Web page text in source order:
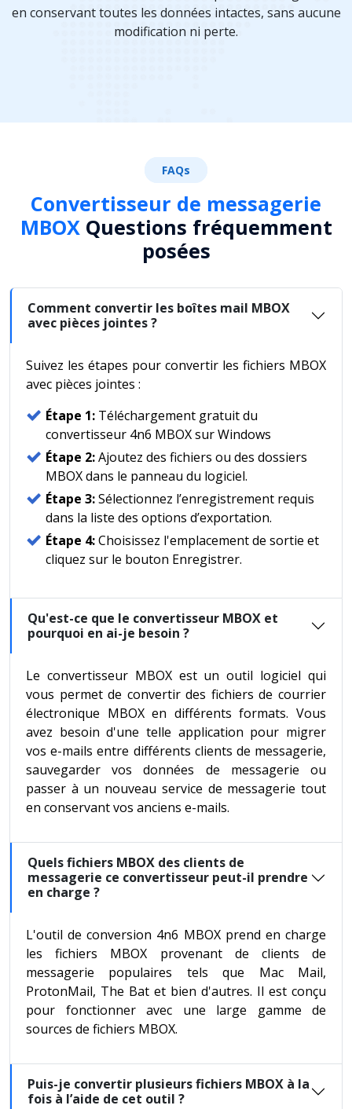
en conservant toutes les données intactes, sans aucune
modification ni perte.
FAQs
Convertisseur de messagerie
MBOXQuestions fréquemment
posées
Comment convertir les boîtes mail MBOX
avec pièces jointes ?
Suivez les étapes pour convertir les fichiers MBOX
avec pièces jointes :
Étape 1: Téléchargement gratuit du
convertisseur 4n6 MBOX sur Windows
Étape 2:Ajoutez des fichiers ou des dossiers
MBOX dans le panneau du logiciel.
Étape 3:Sélectionnez l’enregistrement requis
dans la liste des options d’exportation.
Étape 4:Choisissez l'emplacement de sortie et
cliquez sur le bouton Enregistrer.
Qu'est-ce que le convertisseur MBOX et
pourquoi en ai-je besoin ?
Le convertisseur MBOX est un outil logiciel qui
vous permet de convertir des fichiers de courrier
électronique MBOX en différents formats. Vous
avez besoin d'une telle application pour migrer
vos e-mails entre différents clients de messagerie,
sauvegarder vos données de messagerie ou
passer à un nouveau service de messagerie tout
en conservant vos anciens e-mails.
Quels fichiers MBOX des clients de
messagerie ce convertisseur peut-il prendre
en charge ?
L'outil de conversion 4n6 MBOX prend en charge
les fichiers MBOX provenant de clients de
messagerie populaires tels que Mac Mail,
ProtonMail, The Bat et bien d'autres. Il est conçu
pour fonctionner avec une large gamme de
sources de fichiers MBOX.
Puis-je convertir plusieurs fichiers MBOX à la
fois à l’aide de cet outil ?